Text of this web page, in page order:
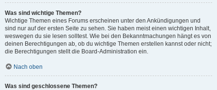
Was sind wichtige Themen?
Wichtige Themen eines Forums erscheinen unter den Ankündigungen und
sind nur auf der ersten Seite zu sehen. Sie haben meist einen wichtigen Inhalt,
weswegen du sie lesen solltest. Wie bei den Bekanntmachungen hängt es von
deinen Berechtigungen ab, ob du wichtige Themen erstellen kannst oder nicht;
die Berechtigungen stellt die Board-Administration ein.
Nach oben
Was sind geschlossene Themen?